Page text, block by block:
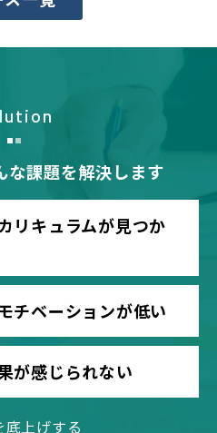
な課題を解決します
リキュラムが見つか
チベーションが低い
が感じられない
底上げする